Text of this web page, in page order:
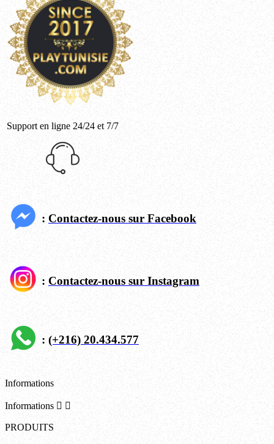
Support en ligne 24/24 et 7/7
: Contactez-nous sur Facebook
: Contactez-nous sur Instagram
: (+216) 20.434.577
Informations
Informations  
PRODUITS